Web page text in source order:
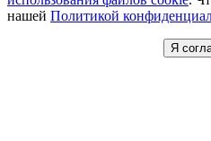
нашей Политикой
Я